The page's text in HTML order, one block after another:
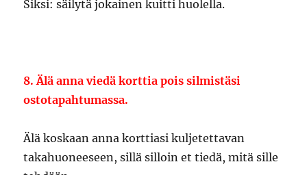
Siksi: säilytä jokainen kuitti huolella.
8. Älä anna viedä korttia pois silmistäsi
ostotapahtumassa.
Älä koskaan anna korttiasi kuljetettavan
takahuoneeseen, sillä silloin et tiedä, mitä sille